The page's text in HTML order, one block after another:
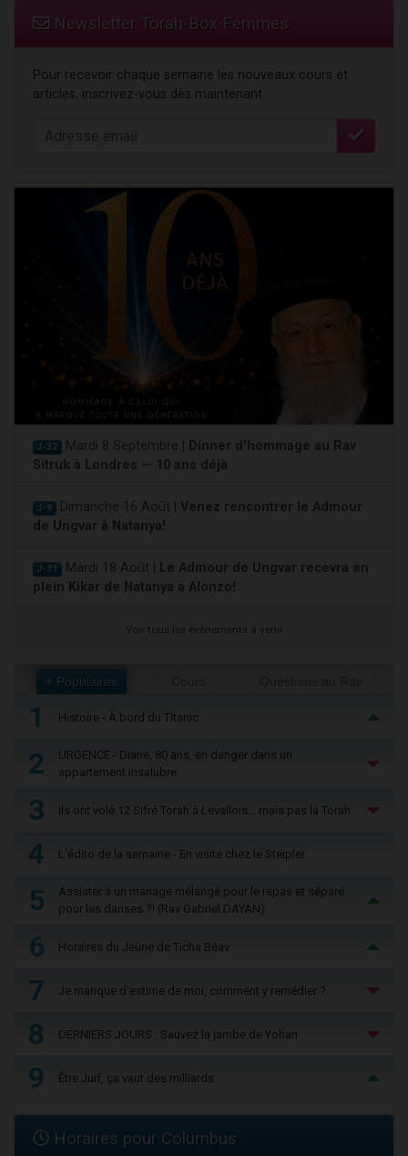
Newsletter Torah-Box Femmes
Pour recevoir chaque semaine les nouveaux cours et
articles, inscrivez-vous dès maintenant :
J-32 Mardi 8 Septembre |
Dinner d'hommage au Rav
Sitruk à Londres — 10 ans déjà
J-9 Dimanche 16 Août | Venez rencontrer le Admour
de Ungvar à Natanya!
J-11 Mardi 18 Août |
Le Admour de Ungvar recevra en
plein Kikar de Natanya à Alonzo!
Voir tous les événements à venir
+ Populaires
1 Histoire - À bord du Titanic
2
URGENCE - Diane, 80 ans, en danger dans un
appartement insalubre
3 Ils ont volé 12 Sifré Torah à Levallois… mais pas la Torah
4 L'édito de la semaine - En visite chez le Steipler
5
Assister à un mariage mélangé pour le repas et séparé
pour les danses ?! (Rav Gabriel DAYAN)
6 Horaires du Jeûne de Ticha Béav
7 Je manque d'estime de moi, comment y remédier ?
8 DERNIERS JOURS : Sauvez la jambe de Yohan
9 Être Juif, ça vaut des milliards
Horaires pour Columbus